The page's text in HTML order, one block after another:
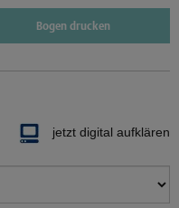
Bogen drucken
jetzt digital aufklären